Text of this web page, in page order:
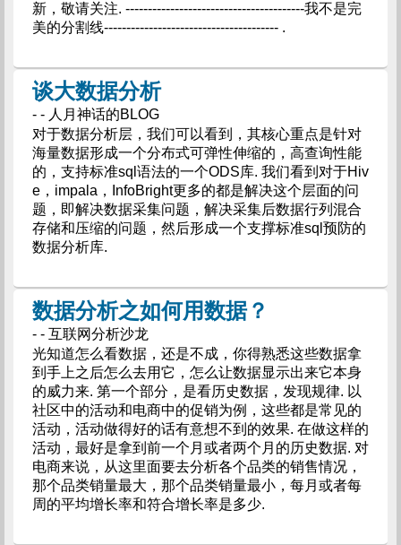
新，敬请关注. ----------------------------------------我不是完
美的分割线--------------------------------------- .
谈大数据分析
- - 人月神话的BLOG
对于数据分析层，我们可以看到，其核心重点是针对
海量数据形成一个分布式可弹性伸缩的，高查询性能
的，支持标准sql语法的一个ODS库. 我们看到对于Hiv
e，impala，InfoBright更多的都是解决这个层面的问
题，即解决数据采集问题，解决采集后数据行列混合
存储和压缩的问题，然后形成一个支撑标准sql预防的
数据分析库.
数据分析之如何用数据？
- - 互联网分析沙龙
光知道怎么看数据，还是不成，你得熟悉这些数据拿
到手上之后怎么去用它，怎么让数据显示出来它本身
的威力来. 第一个部分，是看历史数据，发现规律. 以
社区中的活动和电商中的促销为例，这些都是常见的
活动，活动做得好的话有意想不到的效果. 在做这样的
活动，最好是拿到前一个月或者两个月的历史数据. 对
电商来说，从这里面要去分析各个品类的销售情况，
那个品类销量最大，那个品类销量最小，每月或者每
周的平均增长率和符合增长率是多少.